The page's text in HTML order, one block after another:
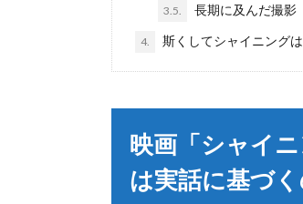
3.5. 長期に及んだ撮影
4. 斯くしてシャイニング
映画「シャイ
は実話に基づ